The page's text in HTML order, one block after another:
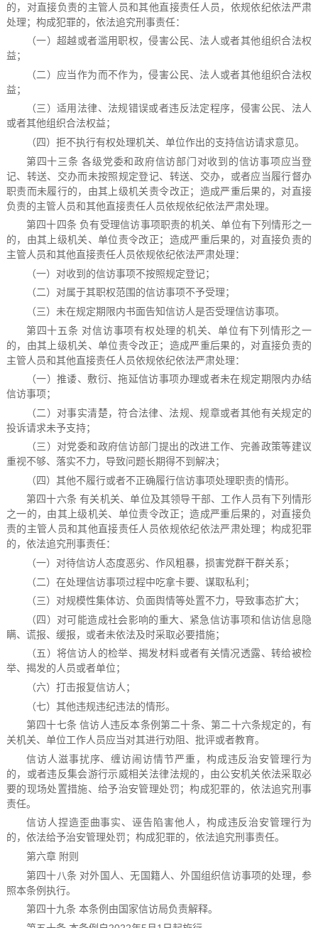
的，对直接负责的主管人员和其他直接责任人员，依规依纪依法严肃
处理；构成犯罪的，依法追究刑事责任：
（一）超越或者滥用职权，侵害公民、法人或者其他组织合法权
益；
（二）应当作为而不作为，侵害公民、法人或者其他组织合法权
益；
（三）适用法律、法规错误或者违反法定程序，侵害公民、法人
或者其他组织合法权益；
（四）拒不执行有权处理机关、单位作出的支持信访请求意见。
第四十三条 各级党委和政府信访部门对收到的信访事项应当登
记、转送、交办而未按照规定登记、转送、交办，或者应当履行督办
职责而未履行的，由其上级机关责令改正；造成严重后果的，对直接
负责的主管人员和其他直接责任人员依规依纪依法严肃处理。
第四十四条 负有受理信访事项职责的机关、单位有下列情形之一
的，由其上级机关、单位责令改正；造成严重后果的，对直接负责的
主管人员和其他直接责任人员依规依纪依法严肃处理：
（一）对收到的信访事项不按照规定登记；
（二）对属于其职权范围的信访事项不予受理；
（三）未在规定期限内书面告知信访人是否受理信访事项。
第四十五条 对信访事项有权处理的机关、单位有下列情形之一
的，由其上级机关、单位责令改正；造成严重后果的，对直接负责的
主管人员和其他直接责任人员依规依纪依法严肃处理：
（一）推诿、敷衍、拖延信访事项办理或者未在规定期限内办结
信访事项；
（二）对事实清楚，符合法律、法规、规章或者其他有关规定的
投诉请求未予支持；
（三）对党委和政府信访部门提出的改进工作、完善政策等建议
重视不够、落实不力，导致问题长期得不到解决；
（四）其他不履行或者不正确履行信访事项处理职责的情形。
第四十六条 有关机关、单位及其领导干部、工作人员有下列情形
之一的，由其上级机关、单位责令改正；造成严重后果的，对直接负
责的主管人员和其他直接责任人员依规依纪依法严肃处理；构成犯罪
的，依法追究刑事责任：
（一）对待信访人态度恶劣、作风粗暴，损害党群干群关系；
（二）在处理信访事项过程中吃拿卡要、谋取私利；
（三）对规模性集体访、负面舆情等处置不力，导致事态扩大；
（四）对可能造成社会影响的重大、紧急信访事项和信访信息隐
瞒、谎报、缓报，或者未依法及时采取必要措施；
（五）将信访人的检举、揭发材料或者有关情况透露、转给被检
举、揭发的人员或者单位；
（六）打击报复信访人；
（七）其他违规违纪违法的情形。
第四十七条 信访人违反本条例第二十条、第二十六条规定的，有
关机关、单位工作人员应当对其进行劝阻、批评或者教育。
信访人滋事扰序、缠访闹访情节严重，构成违反治安管理行为
的，或者违反集会游行示威相关法律法规的，由公安机关依法采取必
要的现场处置措施、给予治安管理处罚；构成犯罪的，依法追究刑事
责任。
信访人捏造歪曲事实、诬告陷害他人，构成违反治安管理行为
的，依法给予治安管理处罚；构成犯罪的，依法追究刑事责任。
第六章 附则
第四十八条 对外国人、无国籍人、外国组织信访事项的处理，参
照本条例执行。
第四十九条 本条例由国家信访局负责解释。